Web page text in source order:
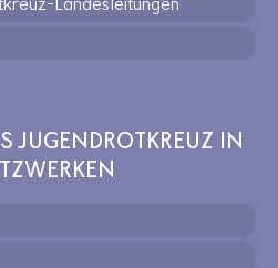
Landesleitungen
JUGENDROTKREUZ IN